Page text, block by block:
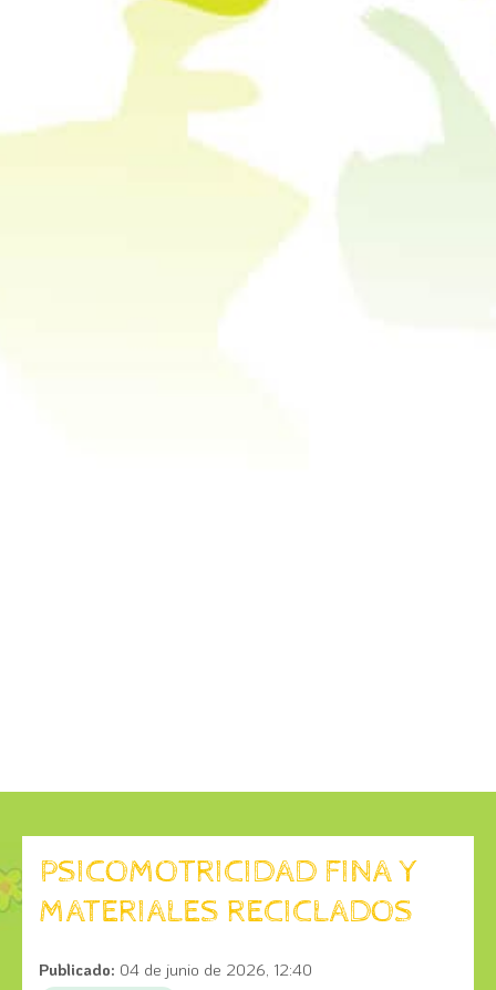
PSICOMOTRICIDAD FINA Y
MATERIALES RECICLADOS
Publicado: 04 de junio de 2026, 12:40